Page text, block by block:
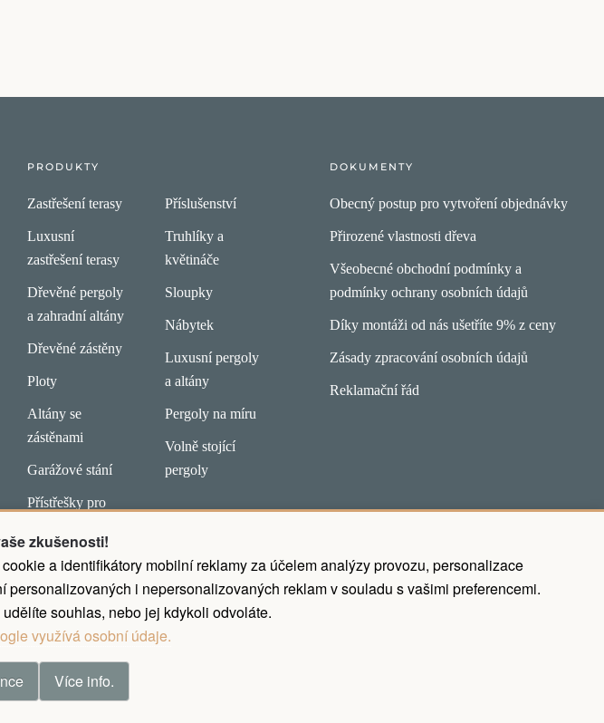
zkušenosti!
a identifikátory mobilní reklamy za účelem analýzy provozu, personalizace
i nepersonalizovaných reklam v souladu s vašimi preferencemi.
souhlas, nebo jej kdykoli odvoláte.
využívá osobní údaje.
Více info.
PRODUKTY
Zastřešení terasy
Luxusní
zastřešení terasy
Dřevěné pergoly
a zahradní altány
Dřevěné zástěny
Ploty
Altány se
zástěnami
Garážové stání
Přístřešky pro
Příslušenství
Truhlíky a
květináče
Sloupky
Nábytek
Luxusní pergoly
a altány
Pergoly na míru
Volně stojící
pergoly
DOKUMENTY
Obecný postup pro vytvoření objednávky
Přirozené vlastnosti dřeva
Všeobecné obchodní podmínky a
podmínky ochrany osobních údajů
Díky montáži od nás ušetříte 9% z ceny
Zásady zpracování osobních údajů
Reklamační řád